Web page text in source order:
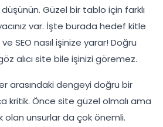
düşünün. Güzel bir tablo için farklı
var. İşte burada hedef kitle
SEO nasıl işinize yarar! Doğru
alıcı site bile işinizi göremez.
arasındaki dengeyi doğru bir
kritik. Önce site güzel olmalı ama
unsurlar da çok önemli.